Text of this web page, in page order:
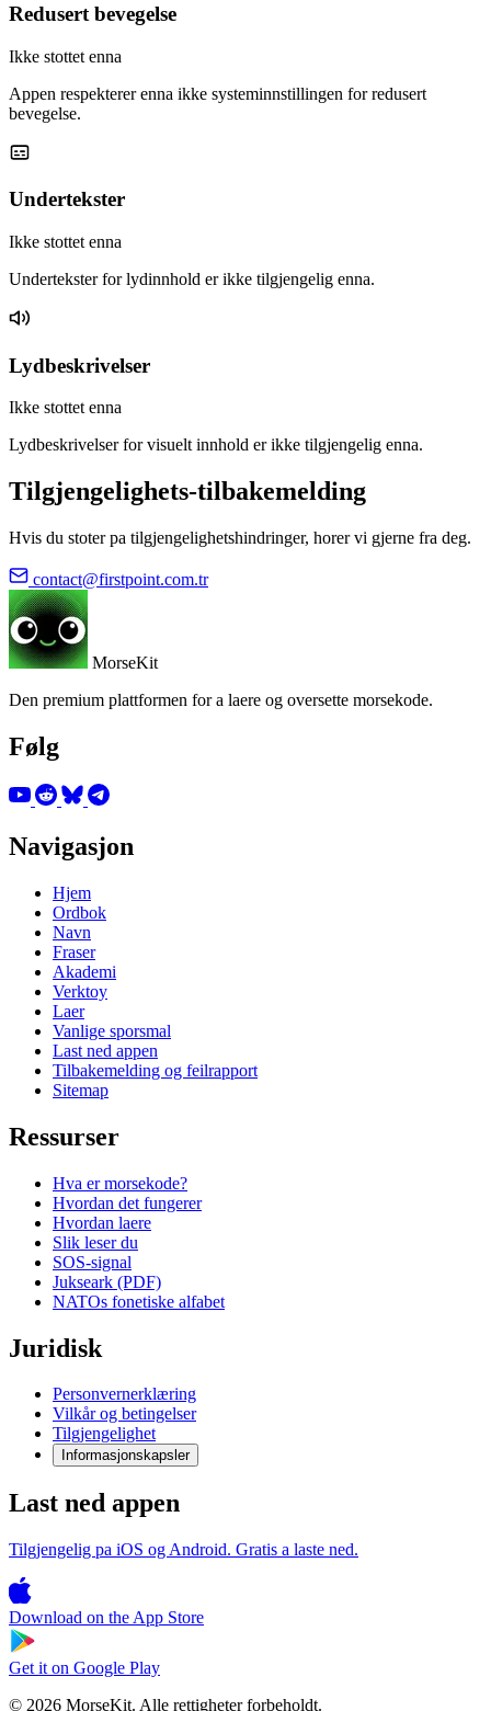
Redusert bevegelse
Ikke stottet enna
Appen respekterer enna ikke systeminnstillingen for redusert
bevegelse.
Undertekster
Ikke stottet enna
Undertekster for lydinnhold er ikke tilgjengelig enna.
Lydbeskrivelser
Ikke stottet enna
Lydbeskrivelser for visuelt innhold er ikke tilgjengelig enna.
Tilgjengelighets-tilbakemelding
Hvis du stoter pa tilgjengelighetshindringer, horer vi gjerne fra deg.
contact@firstpoint.com.tr
MorseKit
Den premium plattformen for a laere og oversette morsekode.
Følg
Navigasjon
Hjem
Ordbok
Navn
Fraser
Akademi
Verktoy
Laer
Vanlige sporsmal
Last ned appen
Tilbakemelding og feilrapport
Sitemap
Ressurser
Hva er morsekode?
Hvordan det fungerer
Hvordan laere
Slik leser du
SOS-signal
Jukseark (PDF)
NATOs fonetiske alfabet
Juridisk
Personvernerklæring
Vilkår og betingelser
Tilgjengelighet
Informasjonskapsler
Last ned appen
Tilgjengelig pa iOS og Android. Gratis a laste ned.
Download on the App Store
Get it on Google Play
© 2026 MorseKit. Alle rettigheter forbeholdt.